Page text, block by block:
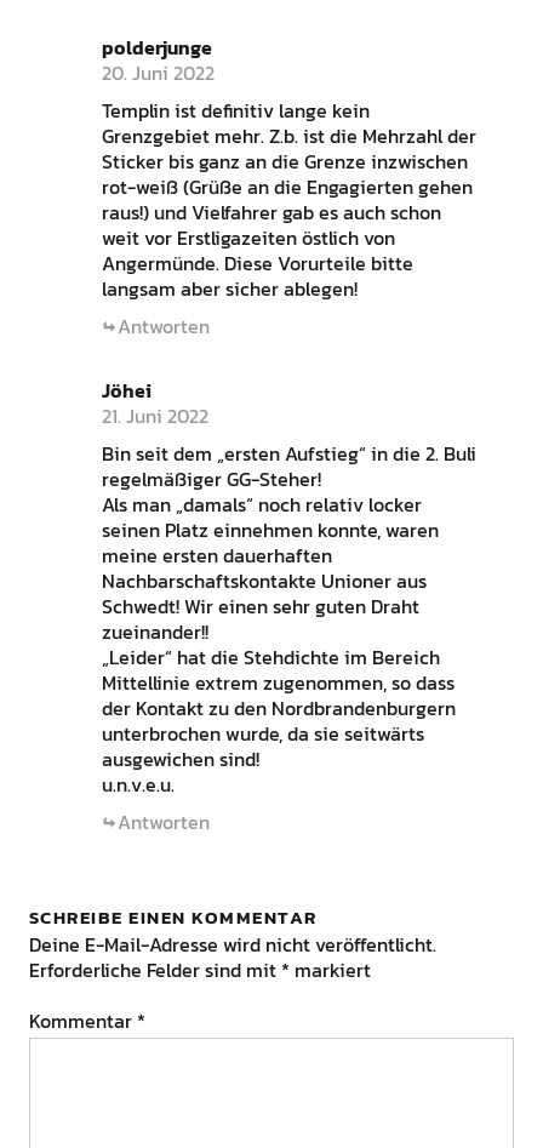
polderjunge
20. Juni 2022
Templin ist definitiv lange kein
Grenzgebiet mehr. Z.b. ist die Mehrzahl der
Sticker bis ganz an die Grenze inzwischen
rot-weiß (Grüße an die Engagierten gehen
raus!) und Vielfahrer gab es auch schon
weit vor Erstligazeiten östlich von
Angermünde. Diese Vorurteile bitte
langsam aber sicher ablegen!
Antworten
Jöhei
21. Juni 2022
Bin seit dem „ersten Aufstieg“ in die 2. Buli
regelmäßiger GG-Steher!
Als man „damals“ noch relativ locker
seinen Platz einnehmen konnte, waren
meine ersten dauerhaften
Nachbarschaftskontakte Unioner aus
Schwedt! Wir einen sehr guten Draht
zueinander!!
„Leider“ hat die Stehdichte im Bereich
Mittellinie extrem zugenommen, so dass
der Kontakt zu den Nordbrandenburgern
unterbrochen wurde, da sie seitwärts
ausgewichen sind!
u.n.v.e.u.
Antworten
SCHREIBE EINEN KOMMENTAR
Deine E-Mail-Adresse wird nicht veröffentlicht.
Erforderliche Felder sind mit * markiert
Kommentar *